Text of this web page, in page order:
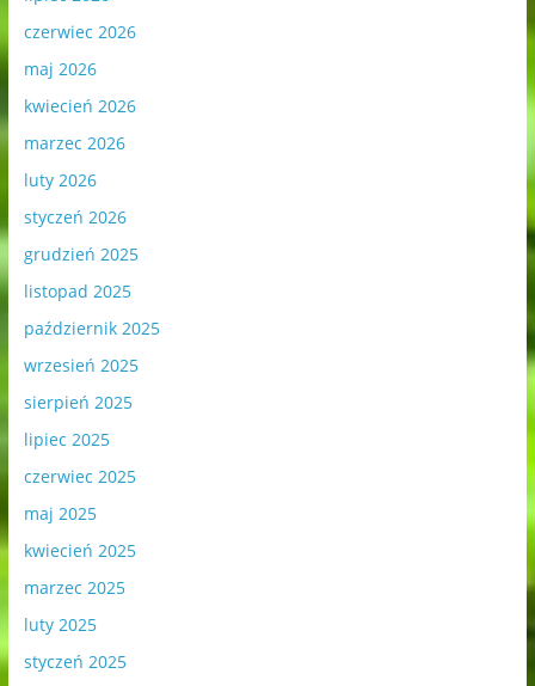
czerwiec 2026
maj 2026
kwiecień 2026
marzec 2026
luty 2026
styczeń 2026
grudzień 2025
listopad 2025
październik 2025
wrzesień 2025
sierpień 2025
lipiec 2025
czerwiec 2025
maj 2025
kwiecień 2025
marzec 2025
luty 2025
styczeń 2025